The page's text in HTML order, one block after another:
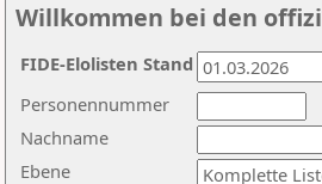
Willkommen bei den
Nachname
Ebene
Personennummer
FIDE-Elolisten Stand